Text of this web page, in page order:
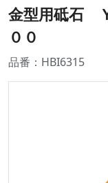
金型用砥石
００
品番：HBI6315